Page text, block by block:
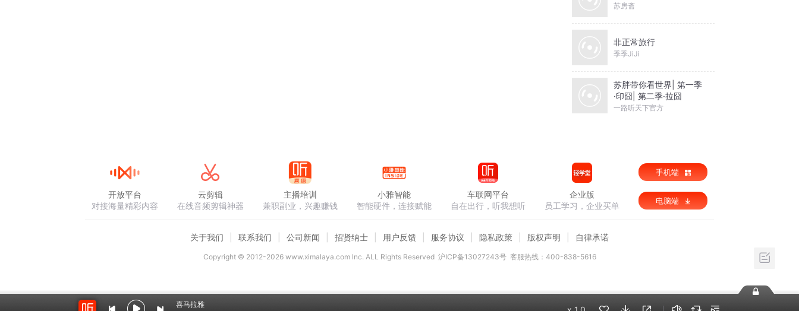
苏房斋
非正常旅行
季季JiJi
苏胖带你看世界| 第一季
·印囧| 第二季·拉囧
一路听天下官方
喜马拉雅
开放平台
对接海量精彩内容
云剪辑
在线音频剪辑神器
主播培训
兼职副业，兴趣赚钱
小雅智能
智能硬件，连接赋能
车联网平台
自在出行，听我想听
企业版
员工学习，企业买单
手机端
电脑端
关于我们 联系我们 公司新闻 招贤纳士 用户反馈 服务协议 隐私政策 版权声明 自律承诺
Copyright © 2012-2026www.ximalaya.com lnc. ALL Rights Reserved 沪ICP备13027243号 客服热线：400-838-5616